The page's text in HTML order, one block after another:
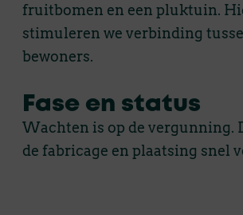
fruitbomen en een pluktuin.
stimuleren we verbinding
bewoners.
Fase en status
Wachten is op de vergunning.
de fabricage en plaatsing snel